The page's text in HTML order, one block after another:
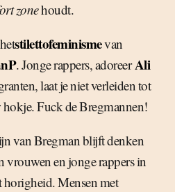
zonehoudt.
stilettofeminismevan
. Jonge rappers, adoreerAli
laat je niet verleiden tot
Fuck de Bregmannen!
van Bregman blijft denken
vrouwen en jonge rappers in
Mensen met